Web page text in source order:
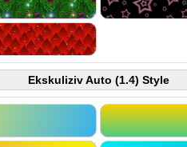
Ekskuliziv Auto (1.4) Style